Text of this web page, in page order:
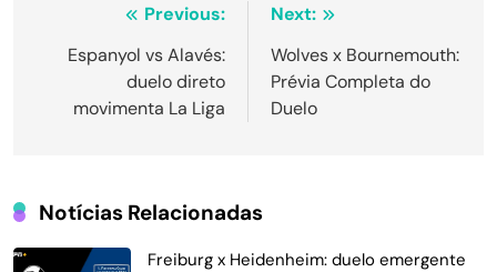
Navegação
Post
Previous:
Espanyol vs Alavés:
duelo direto
movimenta La Liga
Next:
Wolves x Bournemouth:
Prévia Completa do
Duelo
Notícias Relacionadas
Freiburg x Heidenheim: duelo emergente